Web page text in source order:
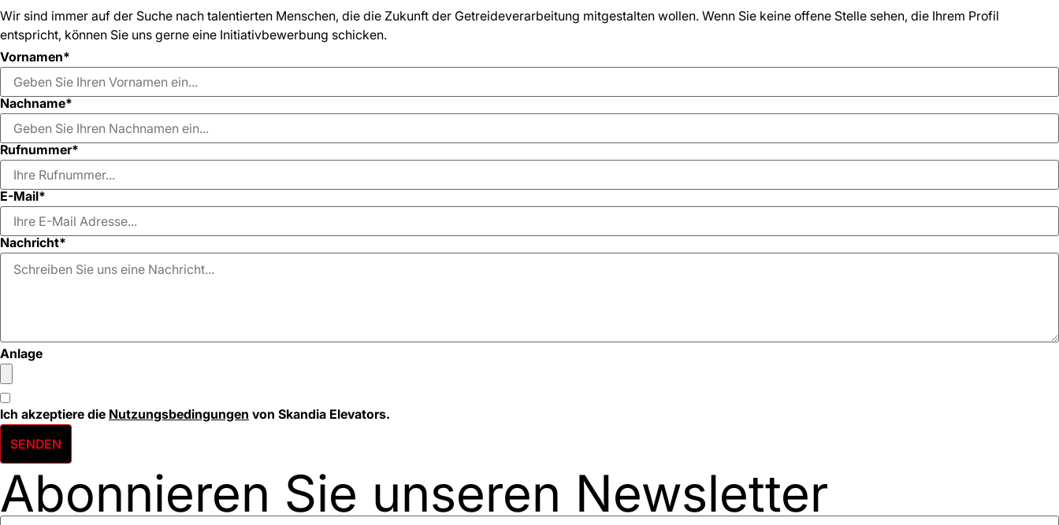
Wir sind immer auf der Suche nach talentierten Menschen, die die Zukunft der Getreideverarbeitung mitgestalten wollen. Wenn Sie keine offene Stelle sehen, die Ihrem Profil
entspricht, können Sie uns gerne eine Initiativbewerbung schicken.
Vornamen*
Nachname*
Rufnummer*
E-Mail*
Nachricht*
Anlage
Ich akzeptiere die Nutzungsbedingungen von Skandia Elevators.
SENDEN
Abonnieren Sie unseren Newsletter